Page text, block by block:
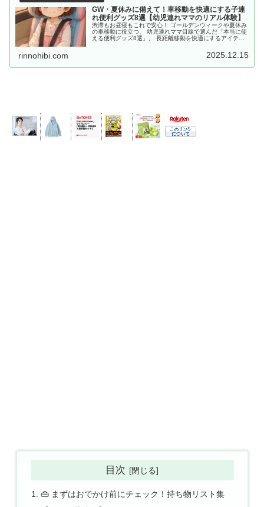
GW・夏休みに備えて！車移動を快適にする子連
れ便利グッズ8選【幼児連れママのリアル体験】
渋滞もお昼寝もこれで安心！ ゴールデンウィークや夏休み
の車移動に役立つ、 幼児連れママ目線で選んだ「本当に使
える便利グッズ8選」。 長距離移動を快適にするアイテム
rinnohibi.com 2025.12.15
目次
👜 まずはおでかけ前にチェック！持ち物リスト集